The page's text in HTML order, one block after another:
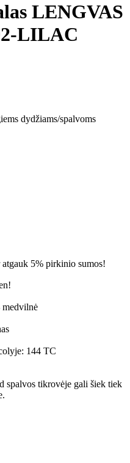
LENGVAS
LILAC
dydžiams/spalvoms
5% pirkinio sumos!
medvilnė
144 TC
spalvos tikrovėje gali šiek tiek